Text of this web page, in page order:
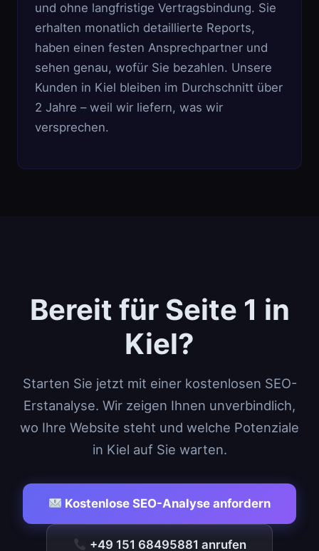
und ohne langfristige Vertragsbindung. Sie
erhalten monatlich detaillierte Reports,
haben einen festen Ansprechpartner und
sehen genau, wofür Sie bezahlen. Unsere
Kunden in Kiel bleiben im Durchschnitt über
2 Jahre – weil wir liefern, was wir
versprechen.
Bereit für Seite 1 in
Kiel?
Starten Sie jetzt mit einer kostenlosen SEO-
Erstanalyse. Wir zeigen Ihnen unverbindlich,
wo Ihre Website steht und welche Potenziale
in Kiel auf Sie warten.
Kostenlose SEO-Analyse anfordern
+49 151 68495881 anrufen